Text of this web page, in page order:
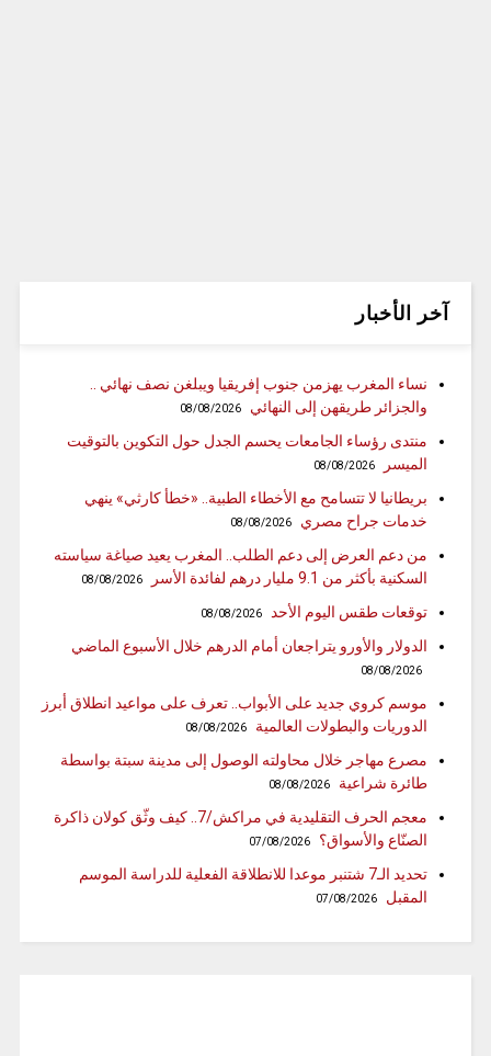
آخر الأخبار
نساء المغرب يهزمن جنوب إفريقيا ويبلغن نصف نهائي ..
والجزائر طريقهن إلى النهائي
08/08/2026
منتدى رؤساء الجامعات يحسم الجدل حول التكوين بالتوقيت
الميسر
08/08/2026
بريطانيا لا تتسامح مع الأخطاء الطبية.. «خطأ كارثي» ينهي
خدمات جراح مصري
08/08/2026
من دعم العرض إلى دعم الطلب.. المغرب يعيد صياغة سياسته
السكنية بأكثر من 9.1 مليار درهم لفائدة الأسر
08/08/2026
توقعات طقس اليوم الأحد 08/08/2026
الدولار والأورو يتراجعان أمام الدرهم خلال الأسبوع الماضي
08/08/2026
موسم كروي جديد على الأبواب.. تعرف على مواعيد انطلاق أبرز
الدوريات والبطولات العالمية
08/08/2026
مصرع مهاجر خلال محاولته الوصول إلى مدينة سبتة بواسطة
طائرة شراعية
08/08/2026
معجم الحرف التقليدية في مراكش/7.. كيف وثّق كولان ذاكرة
الصنّاع والأسواق؟
07/08/2026
تحديد الـ7 شتنبر موعدا للانطلاقة الفعلية للدراسة الموسم
المقبل
07/08/2026